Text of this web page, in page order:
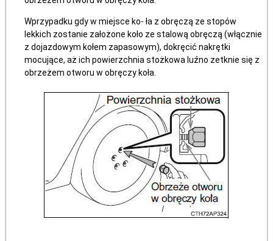
Wprzypadku gdy w miejsce ko- ła z obręczą ze stopów
lekkich zostanie założone koło ze stalową obręczą (włącznie
z dojazdowym kołem zapasowym), dokręcić nakrętki
mocujące, aż ich powierzchnia stożkowa luźno zetknie się z
obrzeżem otworu w obręczy koła.